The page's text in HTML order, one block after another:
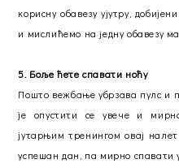
корисну обавезу ујутру,
и мислићемо на једну обавезу
5. Боље ћете спавати ноћу
Пошто вежбање убрзава пулс и
је опустити се увече и
јутарњим тренингом овај
успешан дан, па мирно спавати